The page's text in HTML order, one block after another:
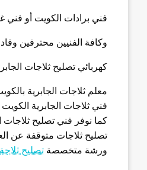
فني برادات الكويت أو فني
وكافة الفنيين محترفين
كهربائي تصليح ثلاجات
معلم ثلاجات الجابرية
فني ثلاجات الجابرية
كما نوفر فني تصليح ثلاجات
تصليح ثلاجات متوقفة عن
ورشة متخصصة تصليح ثلاجة